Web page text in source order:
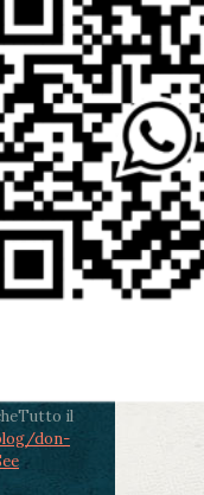
Scuola
in
- Fiano
in
ore 20.30 -
don
alcuni
ore
al
le
Tutto il
don-